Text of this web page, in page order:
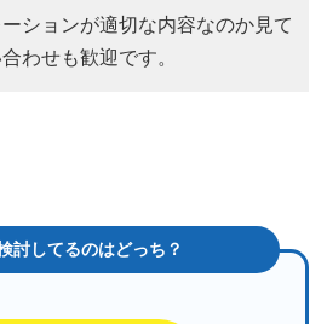
ーションが適切な内容なのか見て
わせも歓迎です。